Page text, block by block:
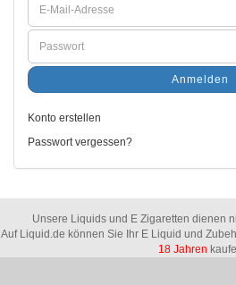
Anmelden
Konto erstellen
Passwort vergessen?
Unsere Liquids und E Zigaretten dienen
Auf Liquid.de können Sie Ihr E Liquid und
18 Jahren